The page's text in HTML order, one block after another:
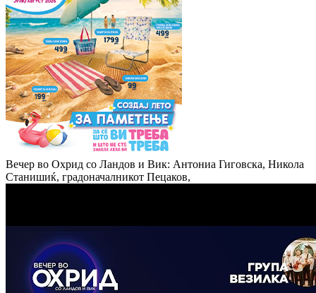
Вечер во Охрид со Ландов и Вик: Антониа Гиговска, Никола
Станишиќ, градоначалникот Пецаков,